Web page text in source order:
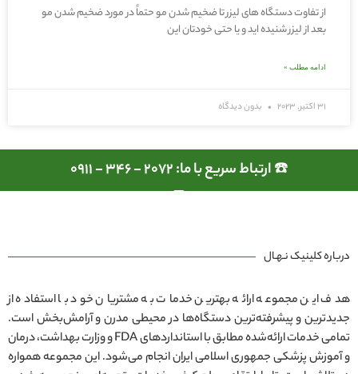
از تفاوت دستگاه های لیزر تا ضخیم شدن مو حتماً در مورد ضخیم شدن مو
بعد از لیزر شنیده اید و یا حتی خودتان این
ادامه مطلب »
31 اکتبر, 2023 بدون دیدگاه
☎️ ارتباط سریع با ما: 2072 - 346 - 0911
درباره کلینیک نـهـال
هدف این مجموعه ارائه بهترین خدمات به مشتریان خود با استفاده از
جدیدترین و پیشرفته‌ترین دستگاه‌ها در محیطی مدرن و آرامش‌بخش است.
تمامی خدمات ارائه‌شده مطابق با استانداردهای FDA و وزارت بهداشت، درمان
و آموزش پزشکی جمهوری اسلامی ایران انجام می‌شود. این مجموعه همواره